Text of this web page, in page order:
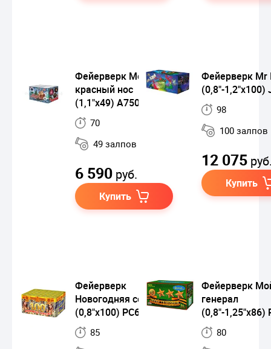
Фейерверк Мороз
красный нос
(1,1"х49) A7506
70
49 залпов
6 590 руб.
Купить
Фейерверк Mr
(0,8"-1,2"х100)
98
100 залпов
12 075
Купить
Фейерверк
Новогодняя соточка
(0,8"х100) РС6641
85
Фейерверк
генерал
(0,8"-1,25"х86)
80